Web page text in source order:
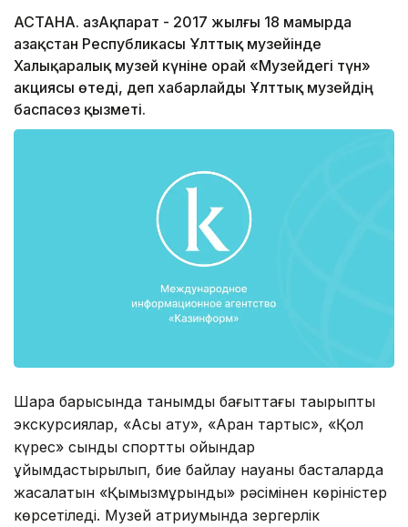
АСТАНА. ҚазАқпарат - 2017 жылғы 18 мамырда
Қазақстан Республикасы Ұлттық музейінде
Халықаралық музей күніне орай «Музейдегі түн»
акциясы өтеді, деп хабарлайды Ұлттық музейдің
баспасөз қызметі.
Шара барысында танымдық бағыттағы тақырыптық
экскурсиялар, «Асық ату», «Арқан тартыс», «Қол
күрес» сынды спорттық ойындар
ұйымдастырылып, бие байлау науқаны басталарда
жасалатын «Қымызмұрындық» рәсімінен көріністер
көрсетіледі. Музей атриумында зергерлік